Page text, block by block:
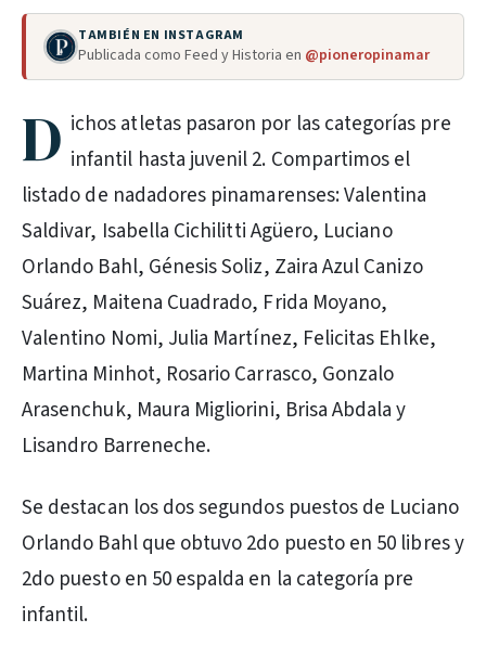
TAMBIÉN EN INSTAGRAM
Publicada como Feed y Historia en @pioneropinamar
D ichos atletas pasaron por las categorías pre
infantil hasta juvenil 2. Compartimos el
listado de nadadores pinamarenses: Valentina
Saldivar, Isabella Cichilitti Agüero, Luciano
Orlando Bahl, Génesis Soliz, Zaira Azul Canizo
Suárez, Maitena Cuadrado, Frida Moyano,
Valentino Nomi, Julia Martínez, Felicitas Ehlke,
Martina Minhot, Rosario Carrasco, Gonzalo
Arasenchuk, Maura Migliorini, Brisa Abdala y
Lisandro Barreneche.
Se destacan los dos segundos puestos de Luciano
Orlando Bahl que obtuvo 2do puesto en 50 libres y
2do puesto en 50 espalda en la categoría pre
infantil.